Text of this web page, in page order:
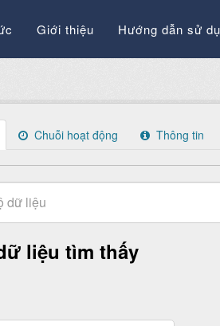
Giới thiệu Hướng dẫn sử
Chuỗi hoạt động Thông tin
liệu tìm thấy